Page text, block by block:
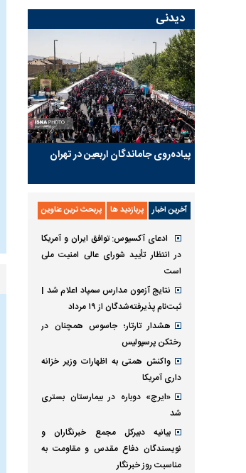
دیدنی
پیاده‌روی جاماندگان اربعین در تهران
آخرین اخبار پربازدید ها پربحث ترین عناوین
ادعای آکسیوس: توافق ایران و آمریکا
در انتظار تأیید شورای عالی امنیت ملی
است
نتایج آزمون مدارس سمپاد اعلام شد |
ثبت‌نام پذیرفته‌شدگان از ۱۹ مرداد
هشدار تارتار؛ جاسوس همچنان در
رختکن پرسپولیس
واکنش همتی به اظهارات وزیر خزانه
داری آمریکا
«ایرج» دوباره در بیمارستان بستری
شد
بیانیه دبیرکل مجمع خبرنگاران و
نویسندگان دفاع مقدس و مقاومت به
مناسبت روز خبرنگار